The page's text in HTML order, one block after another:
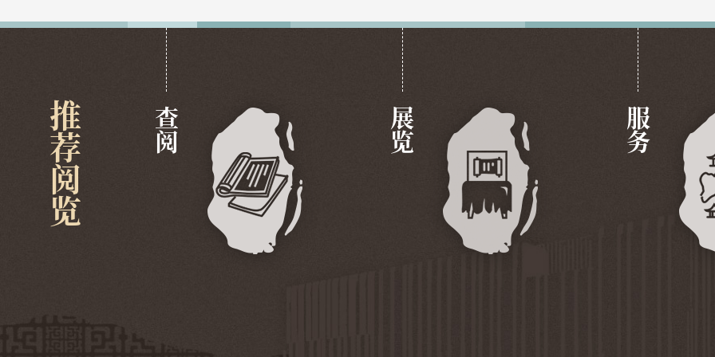
推荐阅览 查阅 展览 服务